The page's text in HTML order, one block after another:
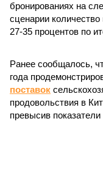
бронированиях на
сценарии
27-35 процентов по
Ранее сообщалось,
года
поставок
продовольствия в
превысив